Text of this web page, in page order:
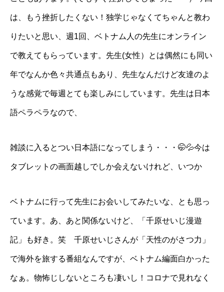
は、もう挫折したくない！独学じゃなくてちゃんと教わ
りたいと思い、週1回、ベトナム人の先生にオンライン
で教えてもらっています。先生(女性）とは偶然にも同い
年でなんか色々共通点もあり、先生なんだけど友達のよ
うな感覚で毎週とても楽しみにしています。先生は日本
語ペラペラなので、
雑談に入るとつい日本語になってしまう・・・🤭💦今は
タブレットの画面越しでしか会えないけれど、いつか
ベトナムに行って先生にお会いしてみたいな、とも思っ
ています。あ、あと関係ないけど、「千原せいじ漫遊
記」も好き。笑 千原せいじさんが「天性のがさつ力」
で海外を旅する番組なんですが、ベトナム編面白かった
なぁ。物怖じしないところも凄いし！コロナで見れなく